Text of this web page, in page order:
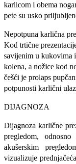
karlicom i obema
pete su usko
Nepotpuna karlična
Kod trtične
savijenim u kukovima
kolena, a nožice kod
češći je prolaps
potpunosti karlični
DIJAGNOZA
Dijagnoza karlične
pregledom,
akušerskim
vizualizuje